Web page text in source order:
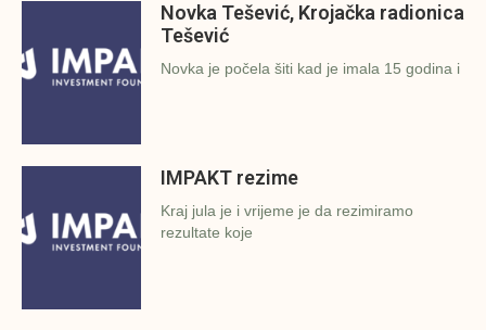
Novka Tešević, Krojačka radionica
Tešević
Novka je počela šiti kad je imala 15 godina i
IMPAKT rezime
Kraj jula je i vrijeme je da rezimiramo
rezultate koje